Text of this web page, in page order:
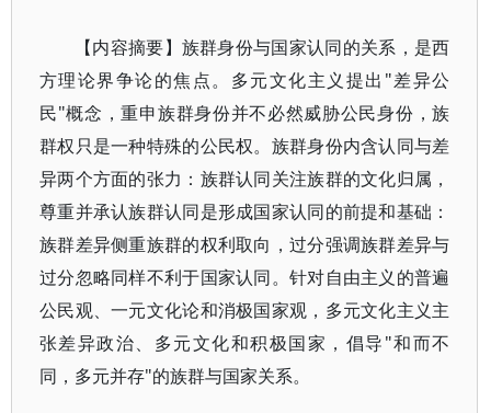
【内容摘要】族群身份与国家认同的关系，是西
方理论界争论的焦点。多元文化主义提出"差异公
民"概念，重申族群身份并不必然威胁公民身份，族
群权只是一种特殊的公民权。族群身份内含认同与差
异两个方面的张力：族群认同关注族群的文化归属，
尊重并承认族群认同是形成国家认同的前提和基础：
族群差异侧重族群的权利取向，过分强调族群差异与
过分忽略同样不利于国家认同。针对自由主义的普遍
公民观、一元文化论和消极国家观，多元文化主义主
张差异政治、多元文化和积极国家，倡导"和而不
同，多元并存"的族群与国家关系。